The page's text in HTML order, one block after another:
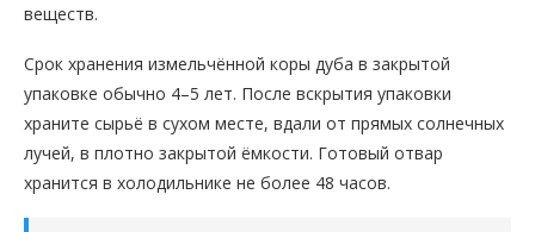
веществ.
Срок хранения измельчённой коры дуба в закрытой
упаковке обычно 4–5 лет. После вскрытия упаковки
храните сырьё в сухом месте, вдали от прямых солнечных
лучей, в плотно закрытой ёмкости. Готовый отвар
хранится в холодильнике не более 48 часов.